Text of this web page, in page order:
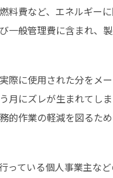
料費など、エネルギー
一般管理費に含まれ、
際に使用された分をメ
月にズレが生まれてし
的作業の軽減を図るた
っている個人事業主な